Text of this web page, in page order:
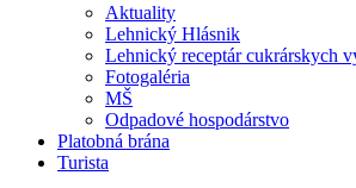
Aktuality
Lehnický Hlásnik
Lehnický receptár cukrárskych
Fotogaléria
MŠ
Odpadové hospodárstvo
Platobná brána
Turista